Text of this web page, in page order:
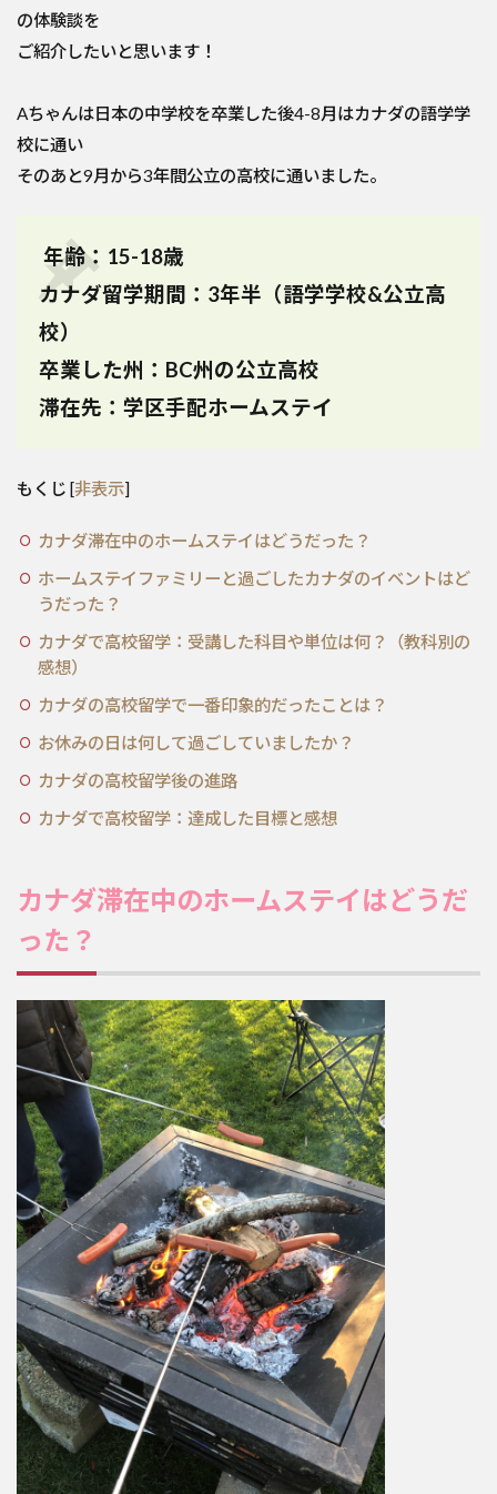
の体験談を
ご紹介したいと思います！
Aちゃんは日本の中学校を卒業した後4-8月はカナダの語学学
校に通い
そのあと9月から3年間公立の高校に通いました。
年齢：15-18歳
カナダ留学期間：3年半（語学学校&公立高
校）
卒業した州：BC州の公立高校
滞在先：学区手配ホームステイ
もくじ [非表示]
カナダ滞在中のホームステイはどうだった？
ホームステイファミリーと過ごしたカナダのイベントはど
うだった？
カナダで高校留学：受講した科目や単位は何？（教科別の
感想）
カナダの高校留学で一番印象的だったことは？
お休みの日は何して過ごしていましたか？
カナダの高校留学後の進路
カナダで高校留学：達成した目標と感想
カナダ滞在中のホームステイはどうだ
った？